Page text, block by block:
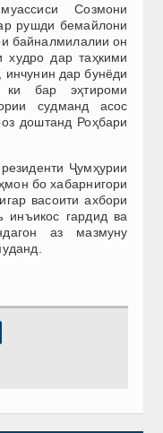
Созмони
рушди бемайлони
байналмилалии он
худро дар таҳкими
инчунин дар бунёди
ки бар эҳтироми
судманд асос
доштанд Роҳбари
Ҷумҳурии
бо хабарнигори
васоити ахбори
гардид ва
аз мазмуну